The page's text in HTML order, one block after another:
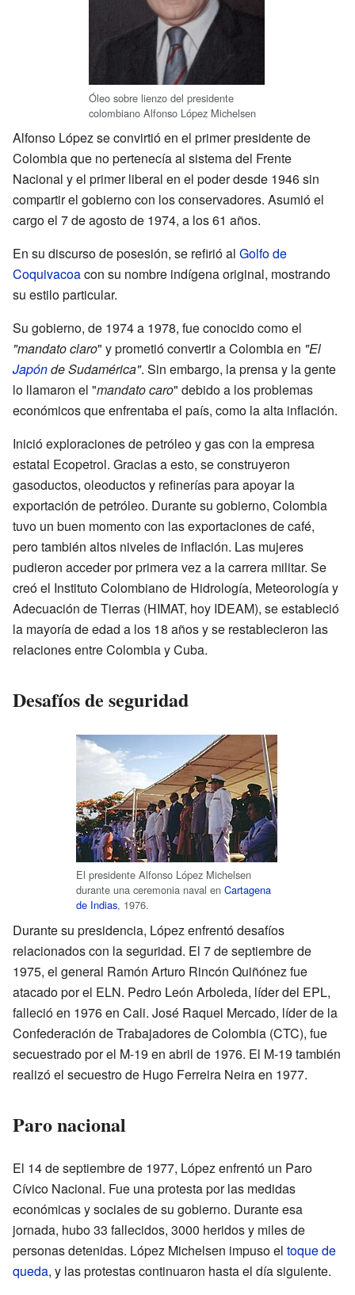
Óleo sobre lienzo del presidente
colombiano Alfonso López Michelsen
Alfonso López se convirtió en el primer presidente de
Colombia que no pertenecía al sistema del Frente
Nacional y el primer liberal en el poder desde 1946 sin
compartir el gobierno con los conservadores. Asumió el
cargo el 7 de agosto de 1974, a los 61 años.
En su discurso de posesión, se refirió al Golfo de
Coquivacoacon su nombre indígena original, mostrando
su estilo particular.
Su gobierno, de 1974 a 1978, fue conocido como el
"mandato claro" y prometió convertir a Colombia en "El
Japónde Sudamérica". Sin embargo, la prensa y la gente
lo llamaron el "mandato caro" debido a los problemas
económicos que enfrentaba el país, como la alta inflación.
Inició exploraciones de petróleo y gas con la empresa
estatal Ecopetrol. Gracias a esto, se construyeron
gasoductos, oleoductos y refinerías para apoyar la
exportación de petróleo. Durante su gobierno, Colombia
tuvo un buen momento con las exportaciones de café,
pero también altos niveles de inflación. Las mujeres
pudieron acceder por primera vez a la carrera militar. Se
creó el Instituto Colombiano de Hidrología, Meteorología y
Adecuación de Tierras (HIMAT, hoy IDEAM), se estableció
la mayoría de edad a los 18 años y se restablecieron las
relaciones entre Colombia y Cuba.
Desafíos de seguridad
El presidente Alfonso López Michelsen
durante una ceremonia naval en Cartagena
de Indias, 1976.
Durante su presidencia, López enfrentó desafíos
relacionados con la seguridad. El 7 de septiembre de
1975, el general Ramón Arturo Rincón Quiñónez fue
atacado por el ELN. Pedro León Arboleda, líder del EPL,
falleció en 1976 en Cali. José Raquel Mercado, líder de la
Confederación de Trabajadores de Colombia (CTC), fue
secuestrado por el M-19 en abril de 1976. El M-19 también
realizó el secuestro de Hugo Ferreira Neira en 1977.
Paro nacional
El 14 de septiembre de 1977, López enfrentó un Paro
Cívico Nacional. Fue una protesta por las medidas
económicas y sociales de su gobierno. Durante esa
jornada, hubo 33 fallecidos, 3000 heridos y miles de
personas detenidas. López Michelsen impuso el toque de
queda, y las protestas continuaron hasta el día siguiente.